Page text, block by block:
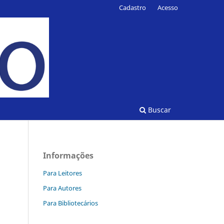
Buscar
Cadastro Acesso
Informações
Para Leitores
Para Autores
Para Bibliotecários